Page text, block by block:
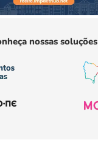
nossas soluções